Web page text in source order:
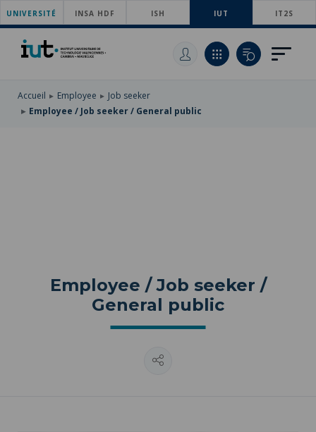
SKIP
TO
MAIN
NAVIGATION
SKIP
TO
MAIN
SKIP
UNIVERSITÉ INSA HDF ISH IUT IT2S
Accueil Employee
Job seeker
Employee / Job seeker / General public
Employee / Job seeker /
General public